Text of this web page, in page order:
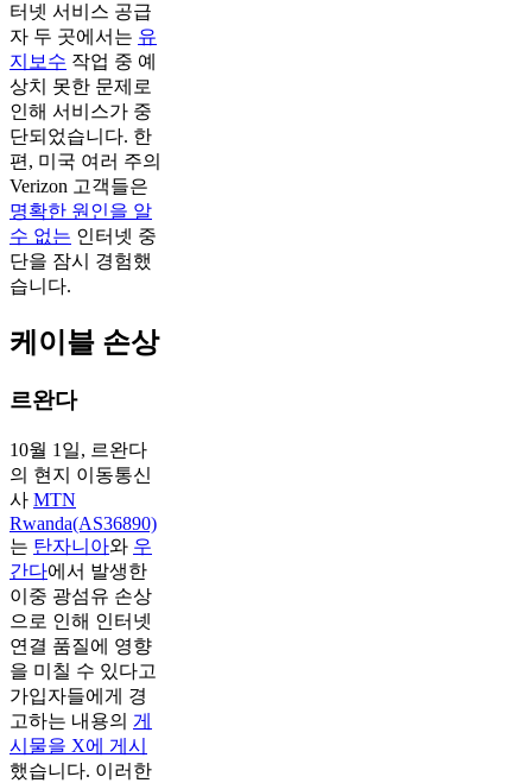
터넷 서비스 공급
자 두 곳에서는 유
지보수 작업 중 예
상치 못한 문제로
인해 서비스가 중
단되었습니다. 한
편, 미국 여러 주의
Verizon 고객들은
명확한 원인을 알
수 없는 인터넷 중
단을 잠시 경험했
습니다.
케이블 손상
르완다
10월 1일, 르완다
의 현지 이동통신
사 MTN
Rwanda(AS36890)
는 탄자니아와 우
간다에서 발생한
이중 광섬유 손상
으로 인해 인터넷
연결 품질에 영향
을 미칠 수 있다고
가입자들에게 경
고하는 내용의 게
시물을 X에 게시
했습니다. 이러한